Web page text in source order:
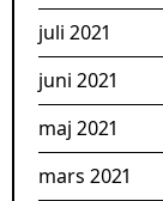
juli 2021
juni 2021
maj 2021
mars 2021